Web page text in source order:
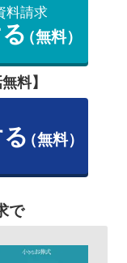
料請求
（無料）
料】
（無料）
で